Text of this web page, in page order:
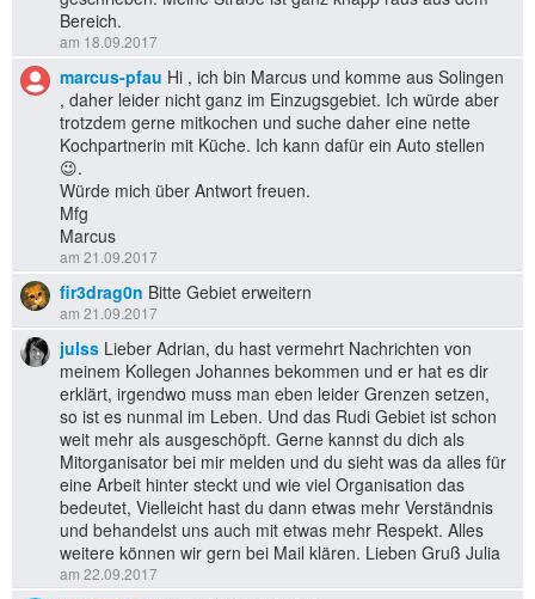
Bereich.
am 18.09.2017
marcus-pfau Hi , ich bin Marcus und komme aus Solingen
, daher leider nicht ganz im Einzugsgebiet. Ich würde aber
trotzdem gerne mitkochen und suche daher eine nette
Kochpartnerin mit Küche. Ich kann dafür ein Auto stellen
😉.
Würde mich über Antwort freuen.
Mfg
Marcus
am 21.09.2017
fir3drag0n Bitte Gebiet erweitern
am 21.09.2017
julss Lieber Adrian, du hast vermehrt Nachrichten von
meinem Kollegen Johannes bekommen und er hat es dir
erklärt, irgendwo muss man eben leider Grenzen setzen,
so ist es nunmal im Leben. Und das Rudi Gebiet ist schon
weit mehr als ausgeschöpft. Gerne kannst du dich als
Mitorganisator bei mir melden und du sieht was da alles für
eine Arbeit hinter steckt und wie viel Organisation das
bedeutet, Vielleicht hast du dann etwas mehr Verständnis
und behandelst uns auch mit etwas mehr Respekt. Alles
weitere können wir gern bei Mail klären. Lieben Gruß Julia
am 22.09.2017